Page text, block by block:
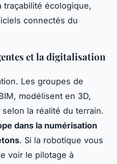
traçabilité écologique,
connectés du
et la digitalisation
Les groupes de
modélisent en 3D,
la réalité du terrain.
dans la numérisation
. Si la robotique vous
voir le pilotage à